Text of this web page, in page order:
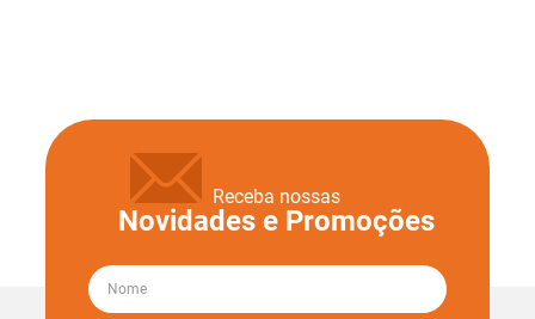
Receba nossas
Novidades e Promoções